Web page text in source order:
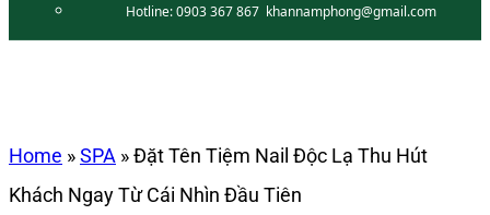
Hotline:0903 367 867 khannamphong@gmail.com
Home »SPA »Đặt Tên Tiệm Nail Độc Lạ Thu Hút
Khách Ngay Từ Cái Nhìn Đầu Tiên